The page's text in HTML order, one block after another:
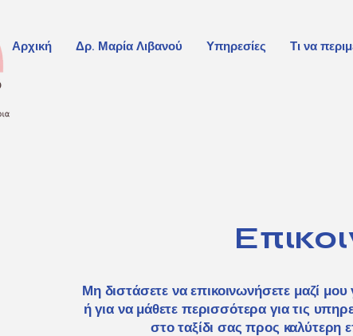
Αρχική Δρ. Μαρία Λιβανού Υπηρεσίες Τι να
Μη διστάσετε να επικοινωνήσετε μαζί
ή για να μάθετε περισσότερα για τις
στο ταξίδι σας προς καλύτερη